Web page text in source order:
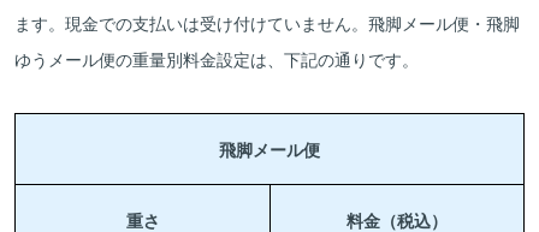
ます。現金での支払いは受け付けていません。飛脚メール便・飛脚
ゆうメール便の重量別料金設定は、下記の通りです。
飛脚メール便
重さ 料金（税込）